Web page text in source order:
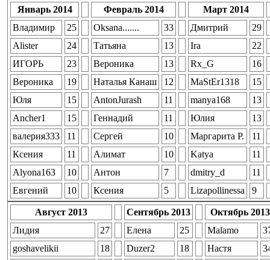
Январь 2014 Февраль 2014
Март 2014
Владимир
25 Oksana....... 33 Дмитрий
29
Alister
24 Татьяна 13 Ira
22
ИГОРЬ
23 Вероника 13 Rx_G
16
Вероника
19 Наталья Канаш 12 MaStEr1318
15
Юля
15 AntonJurash 11 manya168
13
Ancher1
15 Геннадий 11 Юлия
13
валерия333
11 Сергей 10 Маргарита Р.
11
Ксения
11 Aлимат 10 Katya
11
Alyona163
10 Антон 7 dmitry_d
11
Евгений
10 Ксения 5 Lizapollinessa 9
Август 2013 Сентябрь 2013
Октябрь 2013
Лидия
27 Елена 25 Malamo
goshavelikii
18 Duzer2 18 Настя